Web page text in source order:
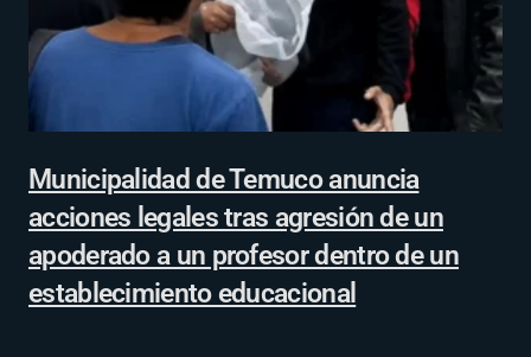
Municipalidad de Temuco anuncia
acciones legales tras agresión de un
apoderado a un profesor dentro de un
establecimiento educacional